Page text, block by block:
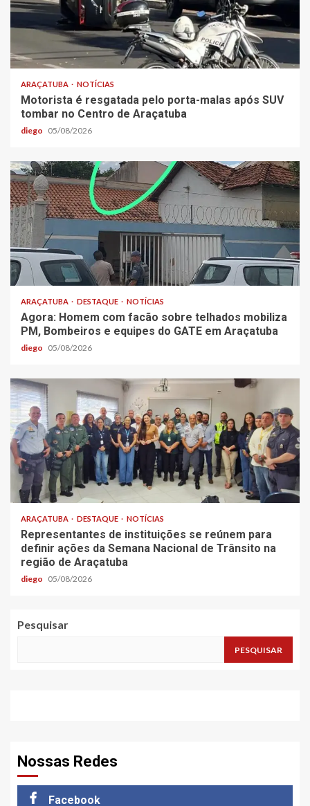
ARAÇATUBA NOTÍCIAS
Motorista é resgatada pelo porta-malas após SUV
tombar no Centro de Araçatuba
diego 05/08/2026
ARAÇATUBA DESTAQUE NOTÍCIAS
Agora: Homem com facão sobre telhados mobiliza
PM, Bombeiros e equipes do GATE em Araçatuba
diego 05/08/2026
ARAÇATUBA DESTAQUE NOTÍCIAS
Representantes de instituições se reúnem para
definir ações da Semana Nacional de Trânsito na
região de Araçatuba
diego 05/08/2026
Pesquisar
PESQUISAR
Nossas Redes
Facebook